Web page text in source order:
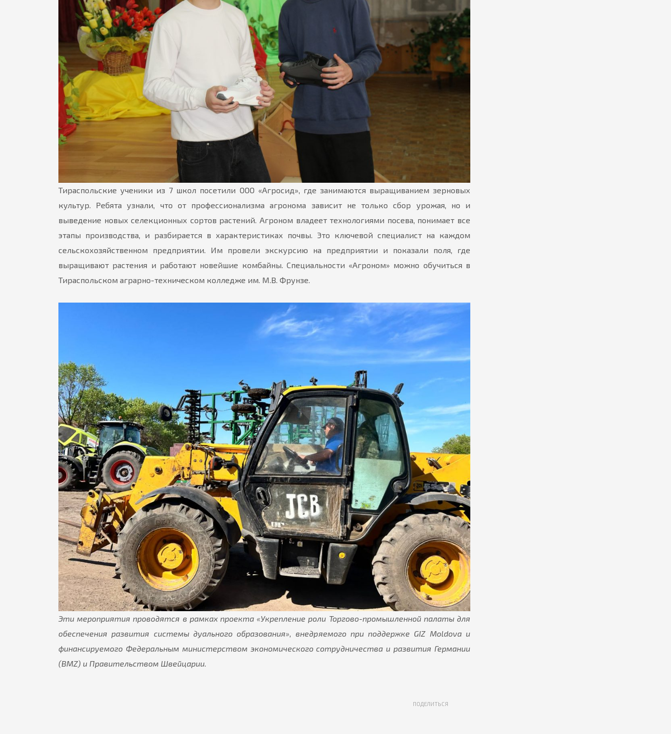
Тираспольские ученики из 7 школ посетили ООО «Агросид», где занимаются выращиванием зерновых
культур. Ребята узнали, что от профессионализма агронома зависит не только сбор урожая, но и
выведение новых селекционных сортов растений. Агроном владеет технологиями посева, понимает все
этапы производства, и разбирается в характеристиках почвы. Это ключевой специалист на каждом
сельскохозяйственном предприятии. Им провели экскурсию на предприятии и показали поля, где
выращивают растения и работают новейшие комбайны. Специальности «Агроном» можно обучиться в
Тираспольском аграрно-техническом колледже им. М.В. Фрунзе.
Эти мероприятия проводятся в рамках проекта «Укрепление роли Торгово-промышленной палаты для
обеспечения развития системы дуального образования», внедряемого при поддержке GIZ Moldova и
финансируемого Федеральным министерством экономического сотрудничества и развития Германии
(BMZ) и Правительством Швейцарии.
ПОДЕЛИТЬСЯ